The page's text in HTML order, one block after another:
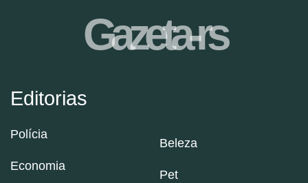
Editorias
Polícia
Economia
Beleza
Pet
Gazeta-rs